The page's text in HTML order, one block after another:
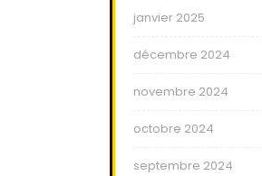
janvier 2025
décembre 2024
novembre 2024
octobre 2024
septembre 2024